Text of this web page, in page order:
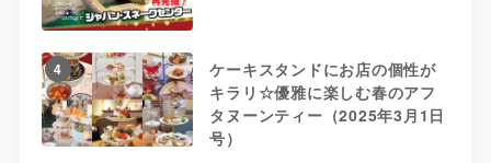
4
ケーキスタンドにお店の個性が
キラリ☆優雅に楽しむ春のアフ
タヌーンティー（2025年3月1日
号）